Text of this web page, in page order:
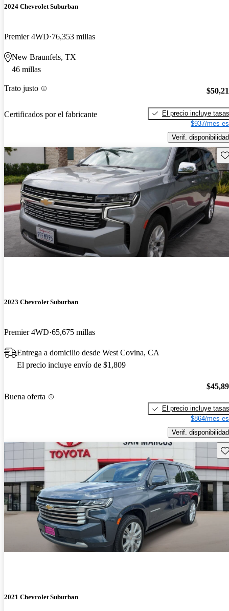
2024 Chevrolet Suburban
Premier 4WD 76,353 millas
New Braunfels, TX
46 millas
Trato justo
Certificados por el fabricante
El precio incluye tasas
$937/mes
Verif. disponibilidad
2023 Chevrolet Suburban
Premier 4WD 65,675 millas
Entrega a domicilio desde West Covina, CA
El precio incluye envío de $1,809
Buena oferta
El precio incluye tasas
$864/mes
Verif. disponibilidad
2021 Chevrolet Suburban